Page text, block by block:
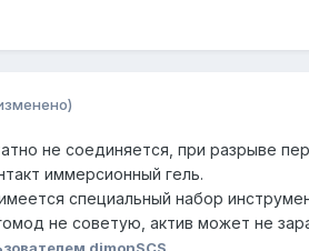
не соединяется, при разрыве
иммерсионный гель.
специальный набор
не советую, актив может не
dimonSCS